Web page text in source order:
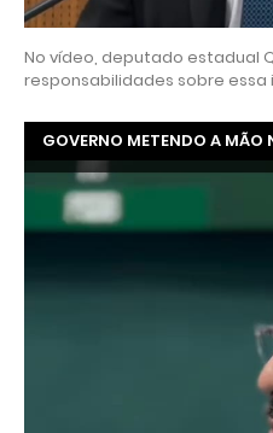
No vídeo, deputado estadual
responsabilidades sobre essa
GOVERNO METENDO A MÃO